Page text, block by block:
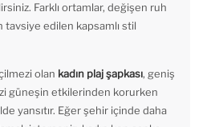
Farklı ortamlar, değişen ruh
tavsiye edilen kapsamlı stil
olan kadın plaj şapkası, geniş
güneşin etkilerinden korurken
yansıtır. Eğer şehir içinde daha